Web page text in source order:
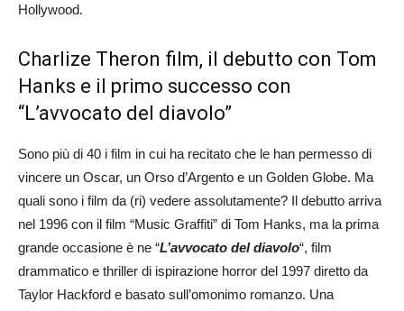
Hollywood.
Charlize Theron film, il debutto con Tom
Hanks e il primo successo con
“L’avvocato del diavolo”
Sono più di 40 i film in cui ha recitato che le han permesso di
vincere un Oscar, un Orso d’Argento e un Golden Globe. Ma
quali sono i film da (ri) vedere assolutamente? Il debutto arriva
nel 1996 con il film “Music Graffiti” di Tom Hanks, ma la prima
grande occasione è ne “L’avvocato del diavolo“, film
drammatico e thriller di ispirazione horror del 1997 diretto da
Taylor Hackford e basato sull’omonimo romanzo. Una